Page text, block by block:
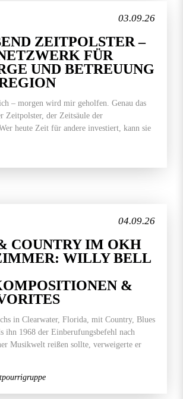
03.09.26
ZEITPOLSTER –
FÜR
UND BETREUUNG
– morgen wird mir geholfen. Genau das
Zeitpolster, der Zeitsäule der
heute Zeit für andere investiert, kann sie
04.09.26
COUNTRY IM OKH
WILLY BELL
&
in Clearwater, Florida, mit Country, Blues
ihn 1968 der Einberufungsbefehl nach
Musikwelt reißen sollte, verweigerte er